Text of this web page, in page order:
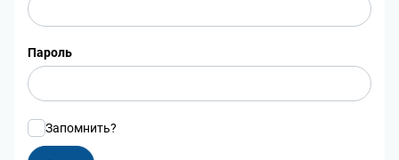
Пароль
Запомнить?